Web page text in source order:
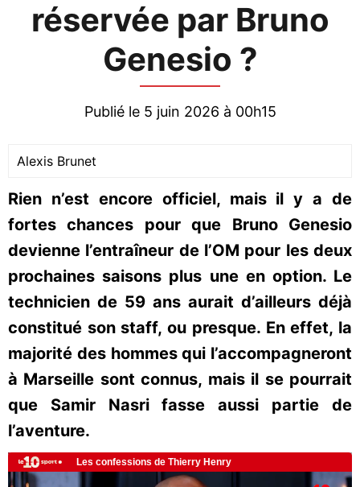
réservée par Bruno
Genesio ?
Publié le 5 juin 2026 à 00h15
Alexis Brunet
Rien n’est encore officiel, mais il y a de
fortes chances pour que Bruno Genesio
devienne l’entraîneur de l’OM pour les deux
prochaines saisons plus une en option. Le
technicien de 59 ans aurait d’ailleurs déjà
constitué son staff, ou presque. En effet, la
majorité des hommes qui l’accompagneront
à Marseille sont connus, mais il se pourrait
que Samir Nasri fasse aussi partie de
l’aventure.